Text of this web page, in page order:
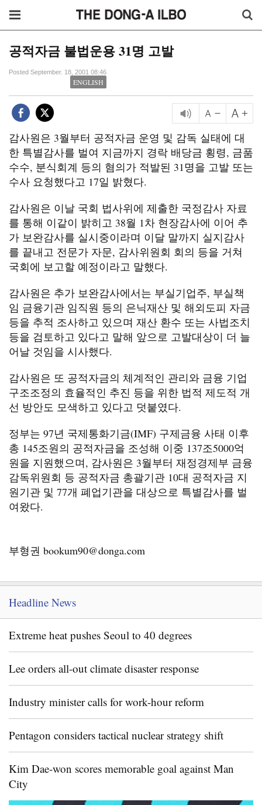
공적자금 불법운용 31명 고발
Posted September. 18, 2001 08:46
ENGLISH
감사원은 3월부터 공적자금 운영 및 감독 실태에 대
한 특별감사를 벌여 지금까지 경락 배당금 횡령, 금품
수수, 분식회계 등의 혐의가 적발된 31명을 고발 또는
수사 요청했다고 17일 밝혔다.
감사원은 이날 국회 법사위에 제출한 국정감사 자료
를 통해 이같이 밝히고 38월 1차 현장감사에 이어 추
가 보완감사를 실시중이라며 이달 말까지 실지감사
를 끝내고 전문가 자문, 감사위원회 회의 등을 거쳐
국회에 보고할 예정이라고 말했다.
감사원은 추가 보완감사에서는 부실기업주, 부실책
임 금융기관 임직원 등의 은닉재산 및 해외도피 자금
등을 추적 조사하고 있으며 재산 환수 또는 사법조치
등을 검토하고 있다고 말해 앞으로 고발대상이 더 늘
어날 것임을 시사했다.
감사원은 또 공적자금의 체계적인 관리와 금융 기업
구조조정의 효율적인 추진 등을 위한 법적 제도적 개
선 방안도 모색하고 있다고 덧붙였다.
정부는 97년 국제통화기금(IMF) 구제금융 사태 이후
총 145조원의 공적자금을 조성해 이중 137조5000억
원을 지원했으며, 감사원은 3월부터 재정경제부 금융
감독위원회 등 공적자금 총괄기관 10대 공적자금 지
원기관 및 77개 폐업기관을 대상으로 특별감사를 벌
여왔다.
부형권 bookum90@donga.com
Headline News
Extreme heat pushes Seoul to 40 degrees
Lee orders all-out climate disaster response
Industry minister calls for work-hour reform
Pentagon considers tactical nuclear strategy shift
Kim Dae-won scores memorable goal against Man
City